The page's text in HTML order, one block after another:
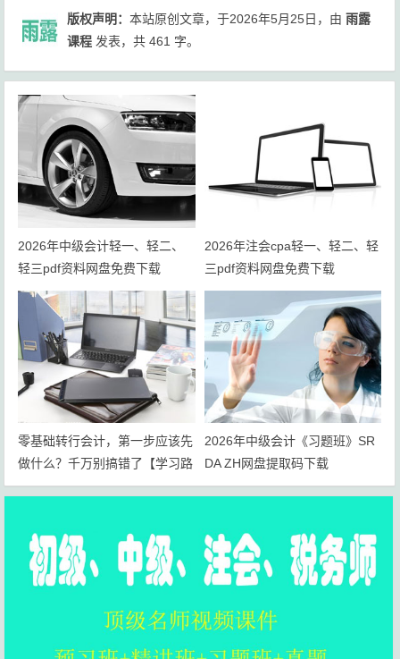
版权声明：本站原创文章，于2026年5月25日，由雨露
课程 发表，共 461 字。
2026年中级会计轻一、轻二、
轻三pdf资料网盘免费下载
2026年注会cpa轻一、轻二、轻
三pdf资料网盘免费下载
零基础转行会计，第一步应该先
做什么？千万别搞错了【学习路
线+岗位规划】
2026年中级会计《习题班》SR
DA ZH网盘提取码下载